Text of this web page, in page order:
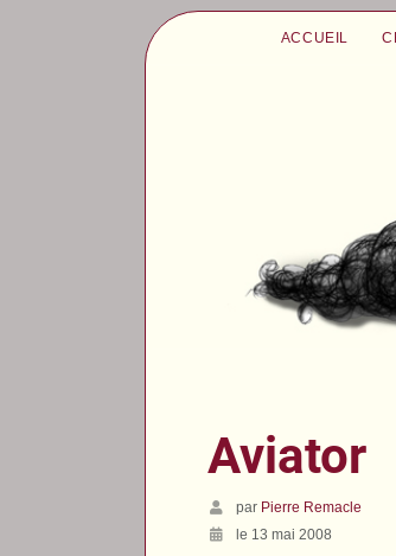
ACCUEIL
Aviator
par Pierre Remacle
le 13 mai 2008